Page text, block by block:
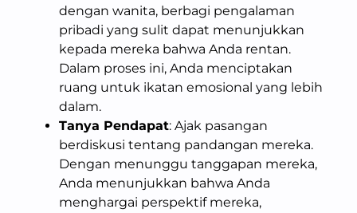
dengan wanita, berbagi pengalaman
pribadi yang sulit dapat menunjukkan
kepada mereka bahwa Anda rentan.
Dalam proses ini, Anda menciptakan
ruang untuk ikatan emosional yang lebih
dalam.
Tanya Pendapat: Ajak pasangan
berdiskusi tentang pandangan mereka.
Dengan menunggu tanggapan mereka,
Anda menunjukkan bahwa Anda
menghargai perspektif mereka,